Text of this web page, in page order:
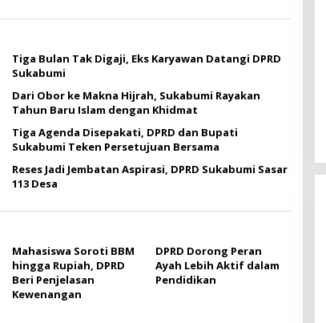
Tiga Bulan Tak Digaji, Eks Karyawan Datangi DPRD
Sukabumi
Dari Obor ke Makna Hijrah, Sukabumi Rayakan
Tahun Baru Islam dengan Khidmat
Tiga Agenda Disepakati, DPRD dan Bupati
Sukabumi Teken Persetujuan Bersama
Reses Jadi Jembatan Aspirasi, DPRD Sukabumi Sasar
113 Desa
Mahasiswa Soroti BBM
hingga Rupiah, DPRD
Beri Penjelasan
Kewenangan
DPRD Dorong Peran
Ayah Lebih Aktif dalam
Pendidikan